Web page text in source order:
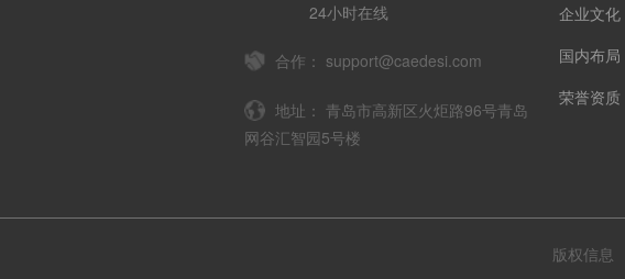
24小时在线
合作： support@caedesi.com
地址： 青岛市高新区火炬路96号青岛
网谷汇智园5号楼
企业文化
国内布局
荣誉资质
版权信息